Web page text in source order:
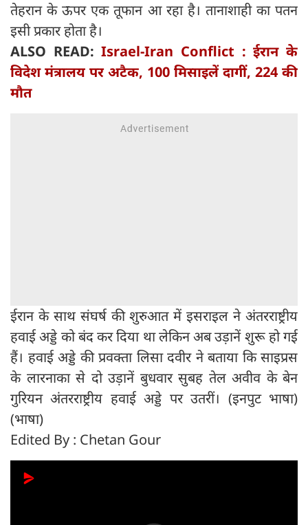
तेहरान के ऊपर एक तूफान आ रहा है। तानाशाही का पतन
इसी प्रकार होता है।
ALSO READ:Israel-Iran Conflict : ईरान के
विदेश मंत्रालय पर अटैक, 100 मिसाइलें दागीं, 224 की
मौत
ईरान के साथ संघर्ष की शुरुआत में इसराइल ने अंतरराष्ट्रीय
हवाई अड्डे को बंद कर दिया था लेकिन अब उड़ानें शुरू हो गई
हैं। हवाई अड्डे की प्रवक्ता लिसा दवीर ने बताया कि साइप्रस
के लारनाका से दो उड़ानें बुधवार सुबह तेल अवीव के बेन
गुरियन अंतरराष्ट्रीय हवाई अड्डे पर उतरीं। (इनपुट भाषा)
(भाषा)
Edited By : Chetan Gour